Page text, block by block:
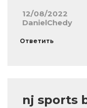
12/08/2022
DanielChedy
Ответить
nj sports